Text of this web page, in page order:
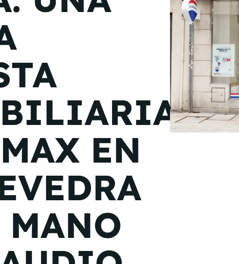
Madrid 2026 2 -
08
de octubre
Castilla-La Mancha
22 de octubre
Barcelona 2026 2 -
05 de noviembre
EN
MANO